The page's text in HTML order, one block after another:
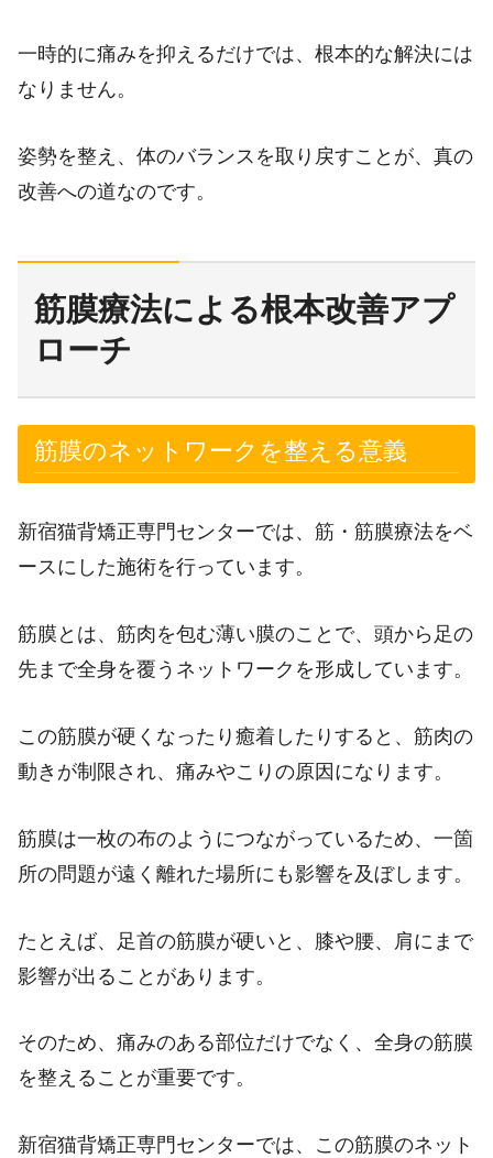
一時的に痛みを抑えるだけでは、根本的な解決には
なりません。
姿勢を整え、体のバランスを取り戻すことが、真の
改善への道なのです。
筋膜療法による根本改善アプ
ローチ
筋膜のネットワークを整える意義
新宿猫背矯正専門センターでは、筋・筋膜療法をベ
ースにした施術を行っています。
筋膜とは、筋肉を包む薄い膜のことで、頭から足の
先まで全身を覆うネットワークを形成しています。
この筋膜が硬くなったり癒着したりすると、筋肉の
動きが制限され、痛みやこりの原因になります。
筋膜は一枚の布のようにつながっているため、一箇
所の問題が遠く離れた場所にも影響を及ぼします。
たとえば、足首の筋膜が硬いと、膝や腰、肩にまで
影響が出ることがあります。
そのため、痛みのある部位だけでなく、全身の筋膜
を整えることが重要です。
新宿猫背矯正専門センターでは、この筋膜のネット